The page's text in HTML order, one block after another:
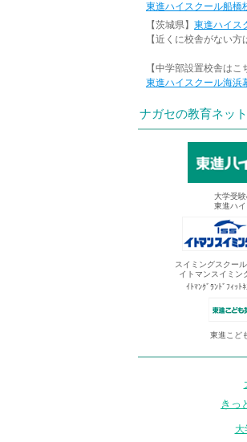
東進ハイスクール船橋
【茨城県】 東進ハイス
【近くに校舎がない方
【中学部設置校舎はこ
東進ハイスクール海浜
ナガセの教育ネッ
大学受
東進ハ
スイミングスクー
イトマンスイミン
ｲﾄﾏﾝｸﾞﾗﾝﾄﾞﾌｨｯﾄ
東進こど
きっ
大